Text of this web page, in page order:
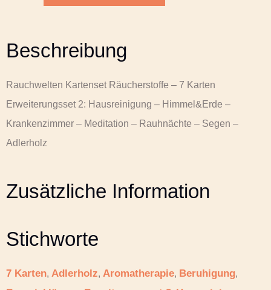
Beschreibung
Rauchwelten Kartenset Räucherstoffe – 7 Karten
Erweiterungsset 2: Hausreinigung – Himmel&Erde –
Krankenzimmer – Meditation – Rauhnächte – Segen –
Adlerholz
Zusätzliche Information
Stichworte
7 Karten, Adlerholz, Aromatherapie, Beruhigung,